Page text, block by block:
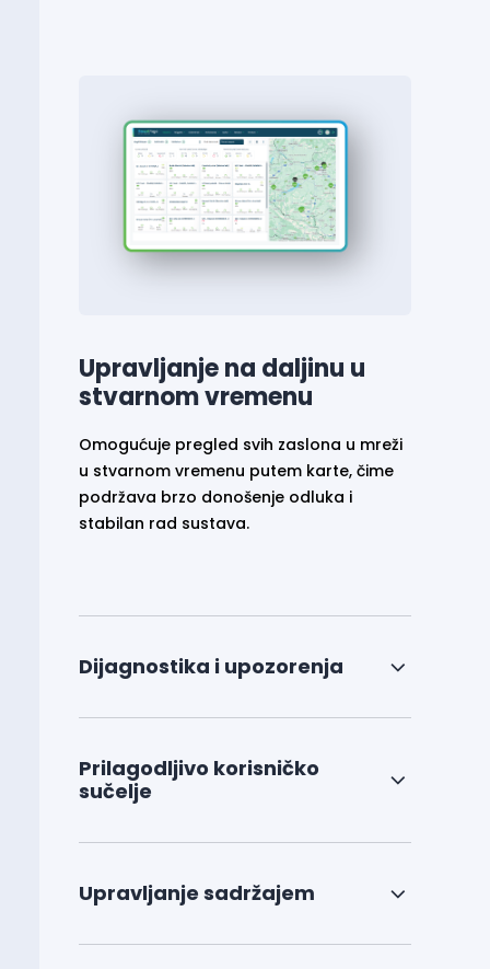
Upravljanje na daljinu u
stvarnom vremenu
Omogućuje pregled svih zaslona u mreži
u stvarnom vremenu putem karte, čime
podržava brzo donošenje odluka i
stabilan rad sustava.
Dijagnostika i upozorenja
Prilagodljivo korisničko
sučelje
Upravljanje sadržajem